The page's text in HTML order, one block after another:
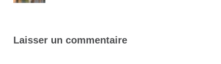
Laisser un commentaire